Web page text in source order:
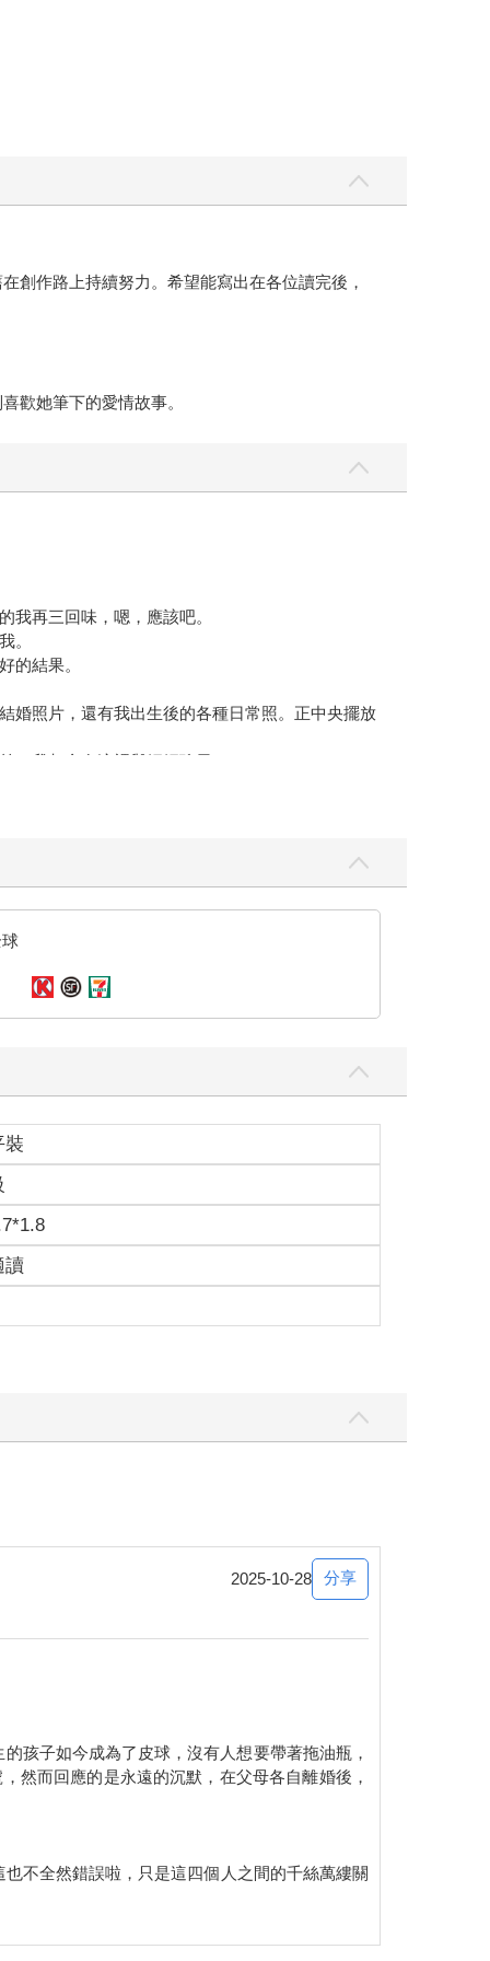
創作路上持續努力。希望能寫出在各位讀完後，
歡她筆下的愛情故事。
我再三回味，嗯，應該吧。
。
的結果。
婚照片，還有我出生後的各種日常照。正中央擺放
，我都會在這裡與媽媽聊天。
的第一志願。
非常開心，還認識了一群朋友。
眼前的男孩則稍稍皺眉。
順路點早餐。她看見妳就過來打招呼，然後我留在
煦的五官吧。
。
裝
讀
2025-10-28 分享
孩子如今成為了皮球，沒有人想要帶著拖油瓶，
然而回應的是永遠的沉默，在父母各自離婚後，
不全然錯誤啦，只是這四個人之間的千絲萬縷關